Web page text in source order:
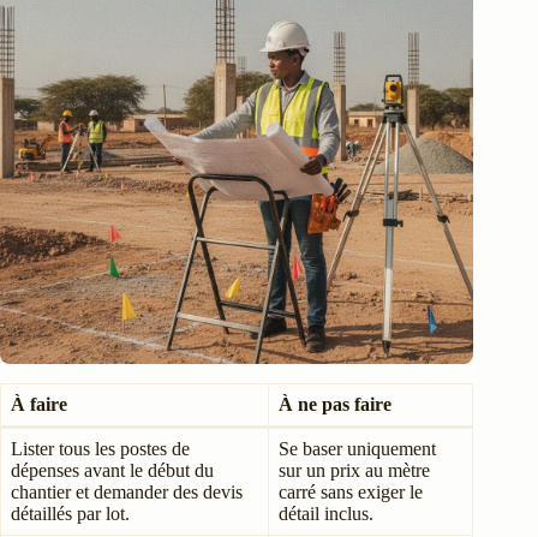
À faire À ne pas faire
Lister tous les postes de
dépenses avant le début du
chantier et demander des devis
détaillés par lot.
Se baser uniquement
sur un prix au mètre
carré sans exiger le
détail inclus.